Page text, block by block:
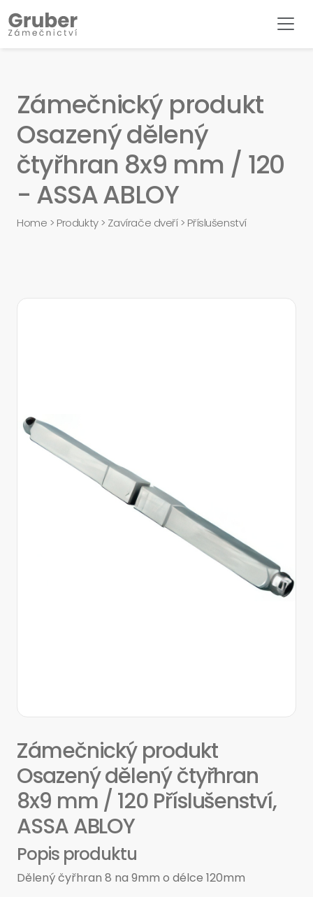
Zámečnický produkt
Osazený dělený
čtyřhran 8x9 mm / 120
- ASSA ABLOY
Home > Produkty> Zavírače dveří> Příslušenství
Zámečnický produkt
Osazený dělený čtyřhran
8x9 mm / 120 Příslušenství,
ASSA ABLOY
Popis produktu
Dělený čyřhran 8 na 9mm o délce 120mm